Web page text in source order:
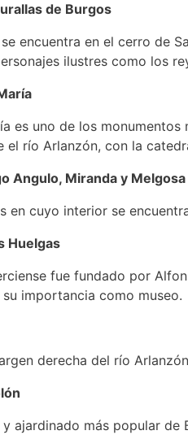
de Burgos
encuentra en el cerro de
ilustres como los
es uno de los
el río Arlanzón, con la
Angulo, Miranda y Melgosa
en cuyo interior se
Huelgas
fue fundado por
importancia como museo.
derecha del río
ajardinado más popular de